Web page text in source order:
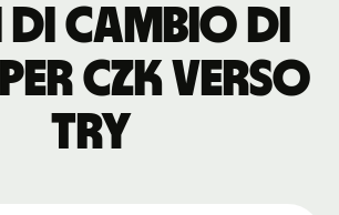
di cambio di
CZK verso
TRY